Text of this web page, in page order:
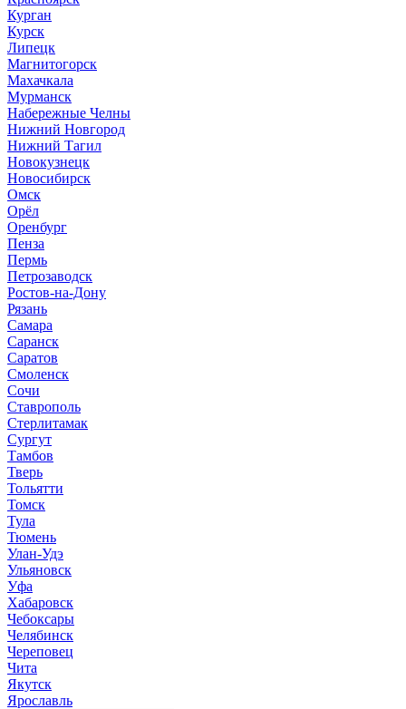
Курган
Курск
Липецк
Магнитогорск
Махачкала
Мурманск
Набережные Челны
Нижний Новгород
Нижний Тагил
Новокузнецк
Новосибирск
Омск
Орёл
Оренбург
Пенза
Пермь
Петрозаводск
Ростов-на-Дону
Рязань
Самара
Саранск
Саратов
Смоленск
Сочи
Ставрополь
Стерлитамак
Сургут
Тамбов
Тверь
Тольятти
Томск
Тула
Тюмень
Улан-Удэ
Ульяновск
Уфа
Хабаровск
Чебоксары
Челябинск
Череповец
Чита
Якутск
Ярославль